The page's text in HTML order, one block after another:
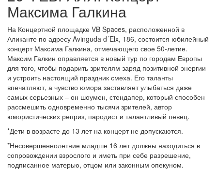
Максима Галкина
На Концертной площадке VB Spaces, расположенной в
Аликанте по адресу Avinguda d´Elx, 186, состоится юбилейный
концерт Максима Галкина, отмечающего свое 50-летие.
Максим Галкин оправляется в новый тур по городам Европы
для того, чтобы подарить зрителям заряд позитивной энергии
и устроить настоящий праздник смеха. Его таланты
впечатляют, а чувство юмора заставляет улыбаться даже
самых серьезных – он шоумен, стендапер, который способен
рассмешить одновременно тысячи зрителей, автор
юмористических реприз, пародист и талантливый певец.
*Дети в возрасте до 13 лет на концерт не допускаются.
*Несовершеннолетние младше 16 лет должны находиться в
сопровождении взрослого и иметь при себе разрешение,
подписанное матерью, отцом или законным опекуном.